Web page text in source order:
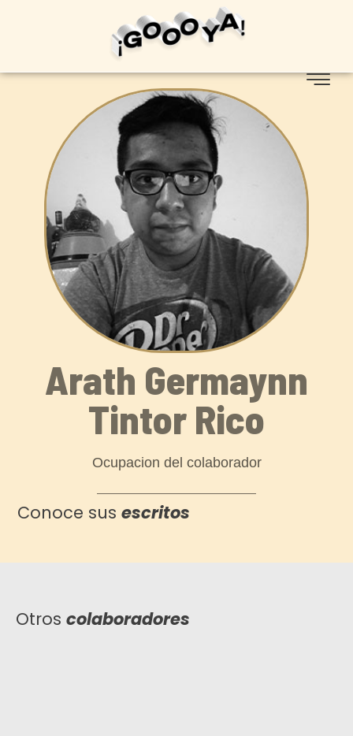
Arath Germaynn
Tintor Rico
Ocupacion del colaborador
Conoce susescritos
Otros colaboradores